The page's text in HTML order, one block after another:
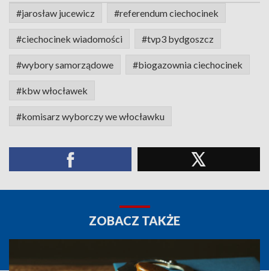
#jarosław jucewicz #referendum ciechocinek
#ciechocinek wiadomości #tvp3 bydgoszcz
#wybory samorządowe #biogazownia ciechocinek
#kbw włocławek
#komisarz wyborczy we włocławku
ZOBACZ TAKŻE